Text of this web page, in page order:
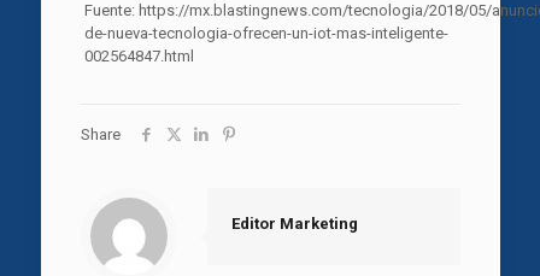
Fuente: https://mx.blastingnews.com/tecnologia/2018/05/
de-nueva-tecnologia-ofrecen-un-iot-mas-inteligente-
002564847.html
Share
Editor Marketing